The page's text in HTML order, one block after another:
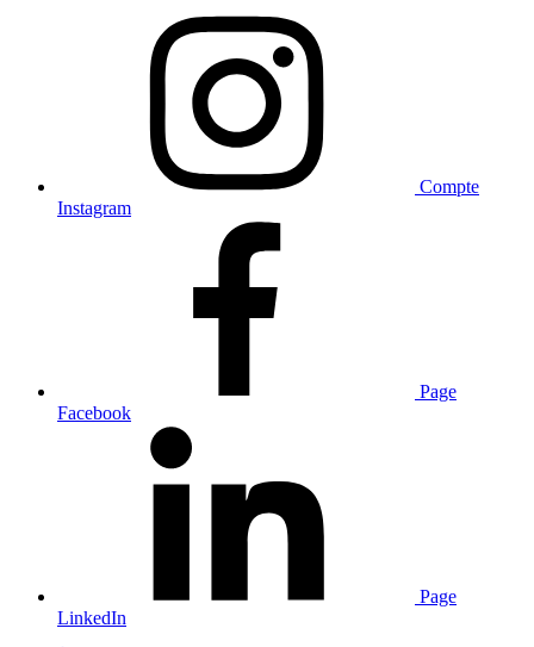
Compte
Instagram
Page
Facebook
Page
LinkedIn